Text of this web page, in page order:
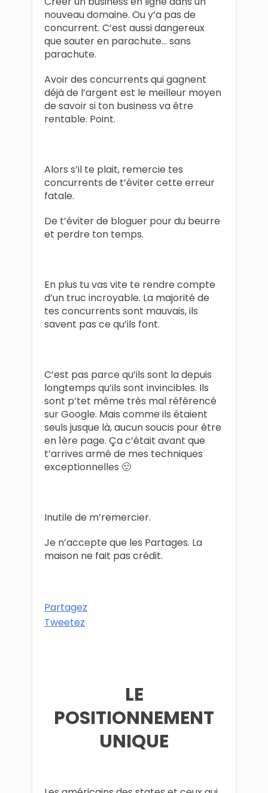
nouveau domaine. Ou y’a pas de
concurrent. C’est aussi dangereux
que sauter en parachute… sans
parachute.
Avoir des concurrents qui gagnent
déjà de l’argent est le meilleur moyen
de savoir si ton business va être
rentable. Point.
Alors s’il te plait, remercie tes
concurrents de t’éviter cette erreur
fatale.
De t’éviter de bloguer pour du beurre
et perdre ton temps.
En plus tu vas vite te rendre compte
d’un truc incroyable. La majorité de
tes concurrents sont mauvais, ils
savent pas ce qu’ils font.
C’est pas parce qu’ils sont la depuis
longtemps qu’ils sont invincibles. Ils
sont p’tet même très mal référencé
sur Google. Mais comme ils étaient
seuls jusque là, aucun soucis pour être
en 1ère page. Ça c’était avant que
t’arrives armé de mes techniques
exceptionnelles 🙂
Inutile de m’remercier.
Je n’accepte que les Partages. La
maison ne fait pas crédit.
Partagez
Tweetez
LE
POSITIONNEMENT
UNIQUE